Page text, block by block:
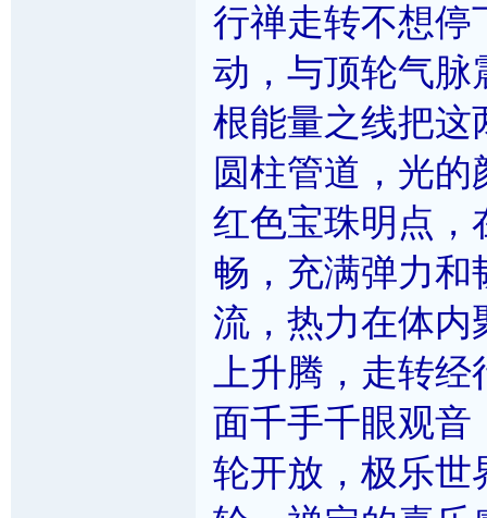
行禅走转不想停
动，与顶轮气脉
根能量之线把这
圆柱管道，光
红色宝珠明点，
畅，充满弹力和
流，热力在体内
上升腾，走转
面千手千眼观音
轮开放，极乐世